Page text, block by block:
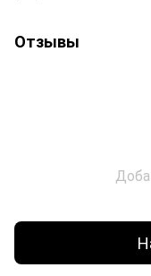
Отзывы